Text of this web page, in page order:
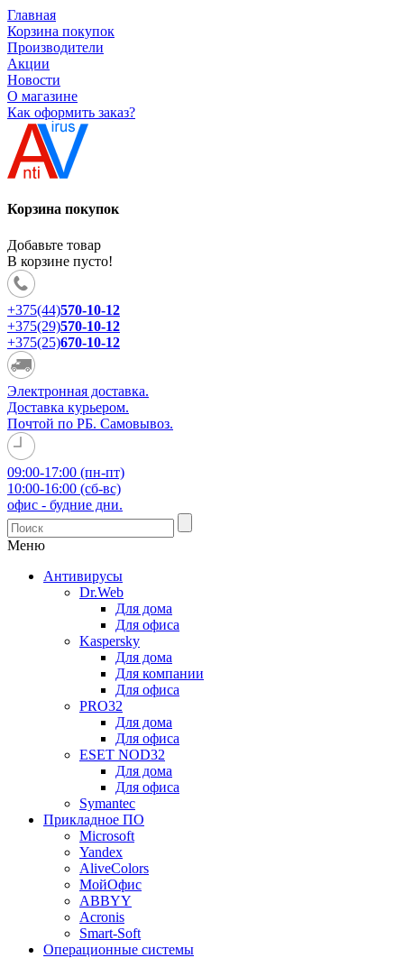
Главная
Корзина покупок
Производители
Акции
Новости
О магазине
Как оформить заказ?
Корзина покупок
Добавьте товар
В корзине пусто!
+375(44)570-10-12
+375(29)570-10-12
+375(25)670-10-12
Электронная доставка.
Доставка курьером.
Почтой по РБ. Самовывоз.
09:00-17:00 (пн-пт)
10:00-16:00 (сб-вс)
офис - будние дни.
Меню
Антивирусы
Dr.Web
Для дома
Для офиса
Kaspersky
Для дома
Для компании
Для офиса
PRO32
Для дома
Для офиса
ESET NOD32
Для дома
Для офиса
Symantec
Прикладное ПО
Microsoft
Yandex
AliveColors
МойОфис
ABBYY
Acronis
Smart-Soft
Операционные системы